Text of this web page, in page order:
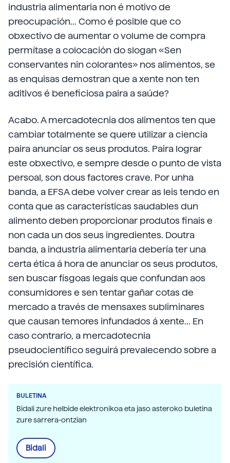
industria alimentaria non é motivo de
preocupación... Como é posible que co
obxectivo de aumentar o volume de compra
permítase a colocación do slogan «Sen
conservantes nin colorantes» nos alimentos, se
as enquisas demostran que a xente non ten
aditivos é beneficiosa paira a saúde?
Acabo. A mercadotecnia dos alimentos ten que
cambiar totalmente se quere utilizar a ciencia
paira anunciar os seus produtos. Paira lograr
este obxectivo, e sempre desde o punto de vista
persoal, son dous factores crave. Por unha
banda, a EFSA debe volver crear as leis tendo en
conta que as características saudables dun
alimento deben proporcionar produtos finais e
non cada un dos seus ingredientes. Doutra
banda, a industria alimentaria debería ter una
certa ética á hora de anunciar os seus produtos,
sen buscar físgoas legais que confundan aos
consumidores e sen tentar gañar cotas de
mercado a través de mensaxes subliminares
que causan temores infundados á xente... En
caso contrario, a mercadotecnia
pseudocientífico seguirá prevalecendo sobre a
precisión científica.
BULETINA
Bidali zure helbide elektronikoa eta jaso asteroko buletina
zure sarrera-ontzian
Bidali